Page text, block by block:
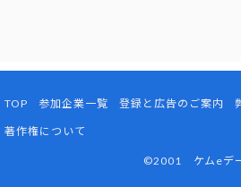
TOP 参加企業一覧 登録と広告のご案内
著作権について
©2001 ケムeデ